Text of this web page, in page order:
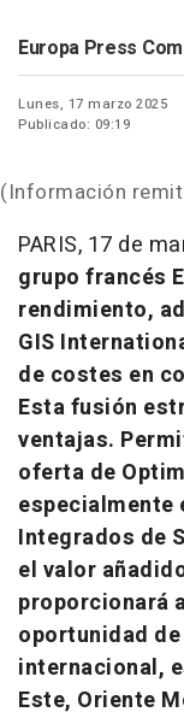
Europa Press
Lunes, 17 marzo 2025
Publicado: 09:19
(Información
PARIS, 17 de
grupo francés
rendimiento,
GIS
de costes en
Esta fusión
ventajas.
oferta de
especialmente
Integrados de
el valor
proporcionará
oportunidad
internacional,
Este, Oriente